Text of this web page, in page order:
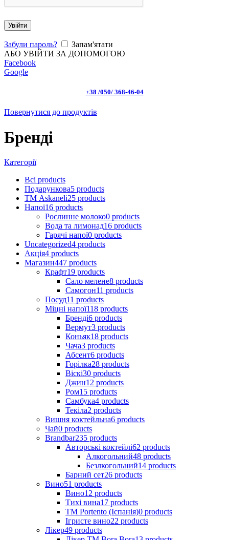
Увійти
Забули пароль?
Запам'ятати
АБО УВІЙТИ ЗА ДОПОМОГОЮ
Facebook
Google
+38 /050/ 368-46-04
Повернутися до продуктів
Бренді
Категорії
Всі products
Подарункова5 products
ТМ Askaneli25 products
Напої16 products
Рослинне молоко0 products
Вода та лимонад16 products
Гарячі напої0 products
Uncategorized4 products
Акція4 products
Магазин447 products
Крафт19 products
Сало мелене8 products
Самогон11 products
Посуд11 products
Міцні напої118 products
Бренді6 products
Вермут3 products
Коньяк18 products
Чача3 products
Абсент6 products
Горілка28 products
Віскі30 products
Джин12 products
Ром15 products
Самбука4 products
Текіла2 products
Вишня коктейльна6 products
Чай0 products
Brandbar235 products
Авторські коктейлі62 products
Алкогольний48 products
Безлкогольний14 products
Барний сет26 products
Вино51 products
Вино12 products
Тихі вина17 products
ТМ Portento (Іспанія)0 products
Ігристе вино22 products
Лікер49 products